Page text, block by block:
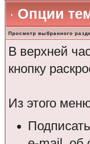
Опции
Просмотр выбранного
В верхней
кнопку
Из этого